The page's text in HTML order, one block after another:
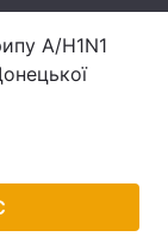
A/H1N1